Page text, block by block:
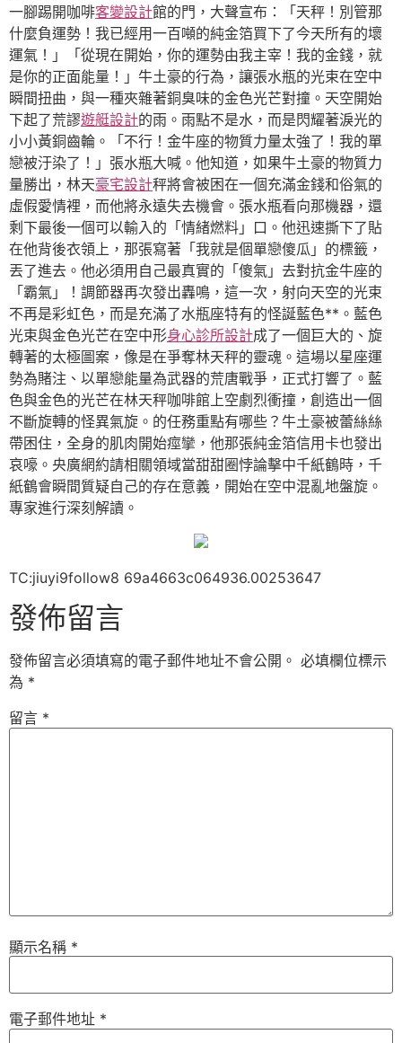
一腳踢開咖啡客變設計館的門，大聲宣布：「天秤！別管那
什麼負運勢！我已經用一百噸的純金箔買下了今天所有的壞
運氣！」「從現在開始，你的運勢由我主宰！我的金錢，就
是你的正面能量！」牛土豪的行為，讓張水瓶的光束在空中
瞬間扭曲，與一種夾雜著銅臭味的金色光芒對撞。天空開始
下起了荒謬遊艇設計的雨。雨點不是水，而是閃耀著淚光的
小小黃銅齒輪。「不行！金牛座的物質力量太強了！我的單
戀被汙染了！」張水瓶大喊。他知道，如果牛土豪的物質力
量勝出，林天豪宅設計秤將會被困在一個充滿金錢和俗氣的
虛假愛情裡，而他將永遠失去機會。張水瓶看向那機器，還
剩下最後一個可以輸入的「情緒燃料」口。他迅速撕下了貼
在他背後衣領上，那張寫著「我就是個單戀傻瓜」的標籤，
丟了進去。他必須用自己最真實的「傻氣」去對抗金牛座的
「霸氣」！調節器再次發出轟鳴，這一次，射向天空的光束
不再是彩虹色，而是充滿了水瓶座特有的怪誕藍色**。藍色
光束與金色光芒在空中形身心診所設計成了一個巨大的、旋
轉著的太極圖案，像是在爭奪林天秤的靈魂。這場以星座運
勢為賭注、以單戀能量為武器的荒唐戰爭，正式打響了。藍
色與金色的光芒在林天秤咖啡館上空劇烈衝撞，創造出一個
不斷旋轉的怪異氣旋。的任務重點有哪些？牛土豪被蕾絲絲
帶困住，全身的肌肉開始痙攣，他那張純金箔信用卡也發出
哀嚎。央廣網約請相關領域當甜甜圈悖論擊中千紙鶴時，千
紙鶴會瞬間質疑自己的存在意義，開始在空中混亂地盤旋。
專家進行深刻解讀。
TC:jiuyi9follow8 69a4663c064936.00253647
發佈留言
發佈留言必須填寫的電子郵件地址不會公開。 必填欄位標示
為 *
留言 *
顯示名稱 *
電子郵件地址 *